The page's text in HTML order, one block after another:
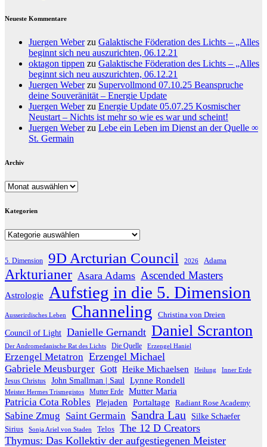
Neueste Kommentare
Juergen Weberzu Galaktische Föderation des Lichts – „Alles
beginnt sich neu auszurichten, 06.12.21
oktagon tippen zu Galaktische Föderation des Lichts – „Alles
beginnt sich neu auszurichten, 06.12.21
Juergen Weberzu Supervollmond 07.10.25 Beanspruche
deine Souveränität – Energie Update
Juergen Weberzu Energie Update 05.07.25 Kosmischer
Neustart – Nichts ist mehr so wie es war und scheint!
Juergen Weberzu Lebe ein Leben im Dienst an der Quelle ∞
St. Germain
Archiv
Archiv
Kategorien
Kategorien
5. Dimension 9D Arcturian Council 2026 Adama
Arkturianer Asara Adams Ascended Masters
Astrologie Aufstieg in die 5. Dimension
Ausserirdisches Leben Channeling Christina von Dreien
Council of Light Danielle Gernandt Daniel Scranton
Der Andromedanische Rat des Lichts Die Quelle Erzengel Haniel
Erzengel Metatron Erzengel Michael
Gabriele Meusburger Gott Heike Michaelsen Heilung Inner Erde
Jesus Christus John Smallman | Saul Lynne Rondell
Meister Hermes Trismegistos Mutter Erde Mutter Maria
Patricia Cota Robles Plejaden Portaltage Radiant Rose Academy
Sabine Zmug Saint Germain Sandra Lau Silke Schaefer
Sirius Sonja Ariel von Staden Telos The 12 D Creators
Thymus: Das Kollektiv der aufgestiegenen Meister